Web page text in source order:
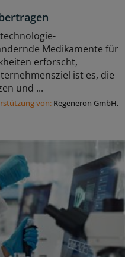
Medikamente für
erforscht,
ist es, die
und ...
von: Regeneron GmbH,